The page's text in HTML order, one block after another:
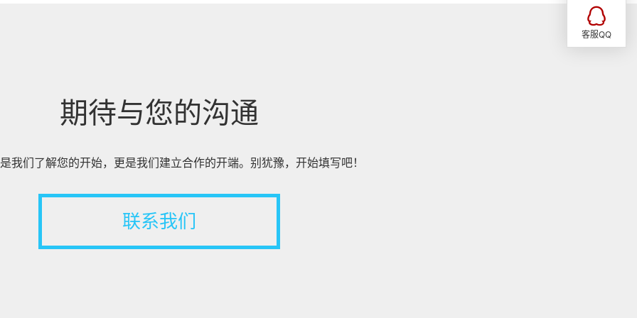
期待与您的沟通
我们了解您的开始，更是我们建立合作的开端。别犹豫，开始填写吧！
联系我们
客服QQ